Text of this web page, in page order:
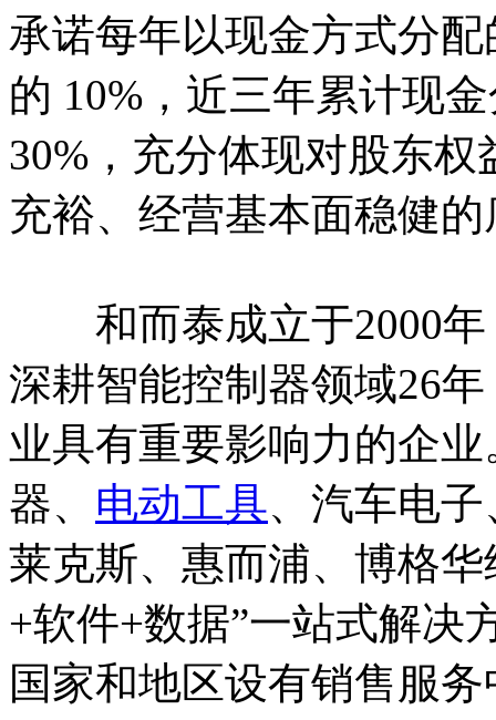
承诺每年以现金方式分
的 10%，近三年累计现
30%，充分体现对股东
充裕、经营基本面稳健的
和而泰成立于2000年
深耕智能控制器领域26
业具有重要影响力的企
器、 电动工具、汽车电
莱克斯、惠而浦、博格
+软件+数据”一站式解决
国家和地区设有销售服